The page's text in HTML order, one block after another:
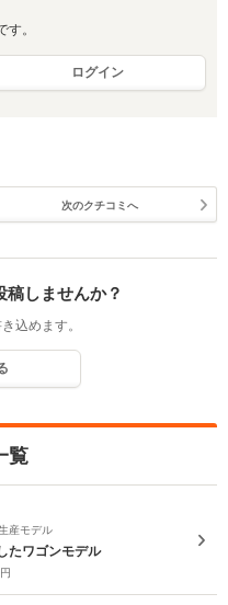
。
ログイン
次のクチコミへ
稿しませんか？
込めます。
覧
産モデル
たワゴンモデル